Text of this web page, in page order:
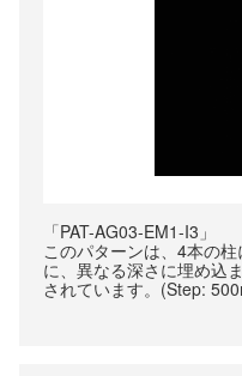
「PAT-AG03-EM1-I3」
このパターンは、4本の
に、異なる深さに埋め込
されています。(Step: